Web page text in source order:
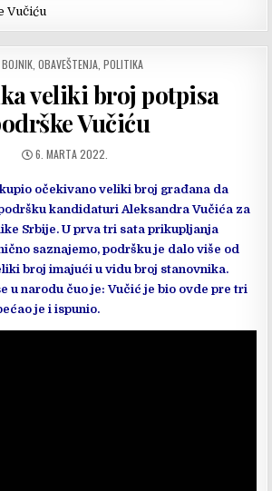
Vučiću
POSTED
BOJNIK, OBAVEŠTENJA, POLITIKA
veliki broj potpisa
Vučiću
DATUM
6. MARTA 2022.
očekivano veliki broj građana da
kandidaturi Aleksandra Vučića za
Srbije. U prva tri sata prikupljanja
saznajemo, podršku je dalo više od
broj imajući u vidu broj stanovnika.
u narodu čuo je: Vučić je bio ovde pre tri
je i ispunio.